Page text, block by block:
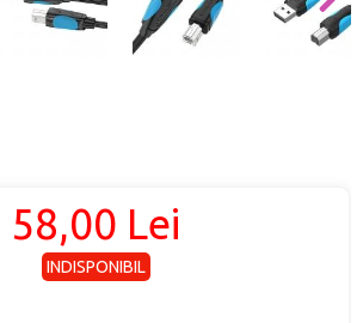
58,00 Lei
INDISPONIBIL